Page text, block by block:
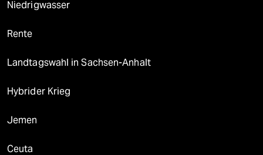
Niedrigwasser
Rente
Landtagswahl in Sachsen-Anhalt
Hybrider Krieg
Jemen
Ceuta